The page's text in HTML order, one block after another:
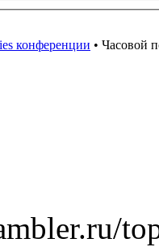
конференции • Часовой